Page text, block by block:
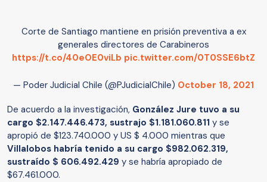
Corte de Santiago mantiene en prisión preventiva a ex
generales directores de Carabineros
https://t.co/40eOE0viLb pic.twitter.com/0T0SSE6btZ
— Poder Judicial Chile (@PJudicialChile) October 18, 2021
De acuerdo a la investigación, González Jure tuvo a su
cargo $2.147.446.473, sustrajo $1.181.060.811 y se
apropió de $123.740.000 y US $ 4.000 mientras que
Villalobos habría tenido a su cargo $982.062.319,
sustraído $ 606.492.429 y se habría apropiado de
$67.461.000.